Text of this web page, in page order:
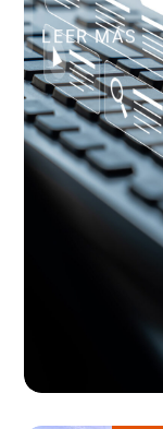
LEER MÁS